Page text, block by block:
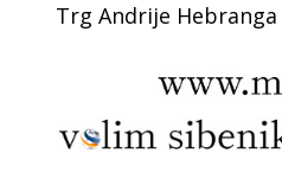
Trg Andrije Hebranga